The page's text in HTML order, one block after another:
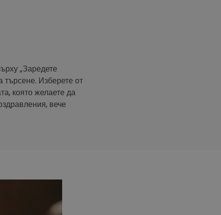
„Заредете
търсене. Изберете от
която желаете да
вече